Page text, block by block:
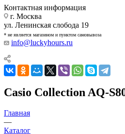
Контактная информация
г. Москва
ул. Ленинская слобода 19
* не является магазином и пунктом самовывоза
info@luckyhours.ru
Casio Collection AQ-
Главная
—
Каталог